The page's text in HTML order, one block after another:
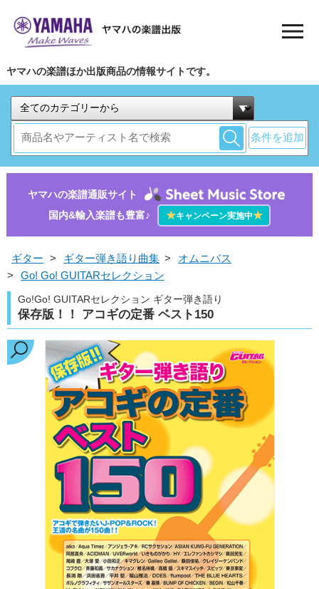
ヤマハの楽譜ほか出版商品の情報サイトです。
条件を追加
ヤマハの楽譜通販サイト
国内&輸入楽譜も豊富♪
★キャンペーン実施中★
ギター > ギター弾き語り曲集 >
オムニバス
>
Go! Go! GUITARセレクション
Go!Go! GUITARセレクション ギター弾き語り
保存版！！ アコギの定番 ベスト150